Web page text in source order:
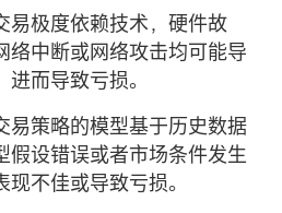
易极度依赖技术，硬件故
络中断或网络攻击均可能导
而导致亏损。
易策略的模型基于历史数据
假设错误或者市场条件发生
不佳或导致亏损。